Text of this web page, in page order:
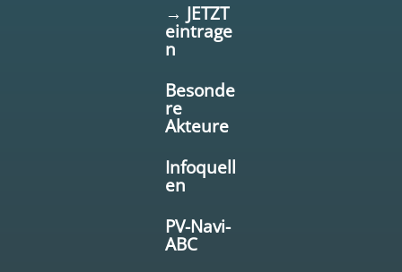
→ JETZT
eintrage
n
Besonde
re
Akteure
Infoquell
en
PV-Navi-
ABC